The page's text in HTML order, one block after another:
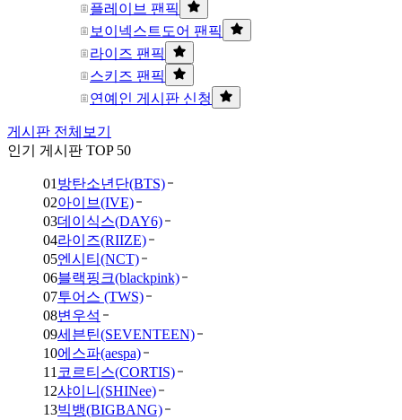
플레이브 팬픽
보이넥스트도어 팬픽
라이즈 팬픽
스키즈 팬픽
연예인 게시판 신청
게시판 전체보기
인기 게시판 TOP 50
01 방탄소년단(BTS)
02아이브(IVE)
03데이식스(DAY6)
04라이즈(RIIZE)
05엔시티(NCT)
06블랙핑크(blackpink)
07투어스 (TWS)
08변우석
09세븐틴(SEVENTEEN)
10에스파(aespa)
11 코르티스(CORTIS)
12샤이니(SHINee)
13빅뱅(BIGBANG)